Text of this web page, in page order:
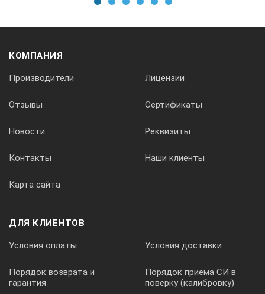
Длина держателя для термодатчика, мм
6
Длина термодатчика, мм
Вес, кг
КОМПАНИЯ
Производители Лицензии
Отзывы Сертификаты
Новости Реквизиты
Контакты Наши клиенты
Карта сайта
ДЛЯ КЛИЕНТОВ
Условия оплаты Условия доставки
Порядок возврата и
гарантия
Порядок приема СИ в
поверку (калибровку)